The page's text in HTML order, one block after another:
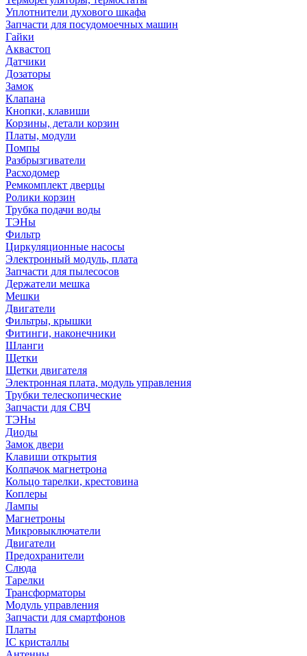
Уплотнители духового шкафа
Запчасти для посудомоечных машин
Гайки
Аквастоп
Датчики
Дозаторы
Замок
Клапана
Кнопки, клавиши
Корзины, детали корзин
Платы, модули
Помпы
Разбрызгиватели
Расходомер
Ремкомплект дверцы
Ролики корзин
Трубка подачи воды
ТЭНы
Фильтр
Циркуляционные насосы
Электронный модуль, плата
Запчасти для пылесосов
Держатели мешка
Мешки
Двигатели
Фильтры, крышки
Фитинги, наконечники
Шланги
Щетки
Щетки двигателя
Электронная плата, модуль управления
Трубки телескопические
Запчасти для СВЧ
ТЭНы
Диоды
Замок двери
Клавиши открытия
Колпачок магнетрона
Кольцо тарелки, крестовина
Коплеры
Лампы
Магнетроны
Микровыключатели
Двигатели
Предохранители
Слюда
Тарелки
Трансформаторы
Модуль управления
Запчасти для смартфонов
Платы
IC кристаллы